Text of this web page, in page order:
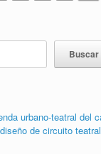
Buscar
urbano-teatral del
de circuito